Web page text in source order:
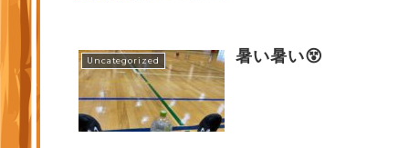
Uncategorized 暑い暑い😵